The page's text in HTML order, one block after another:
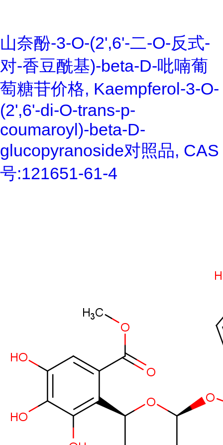
山奈酚-3-O-(2',6'-二-O-反式-
对-香豆酰基)-beta-D-吡喃葡
萄糖苷价格, Kaempferol-3-O-
(2',6'-di-O-trans-p-
coumaroyl)-beta-D-
glucopyranoside对照品, CAS
号:121651-61-4